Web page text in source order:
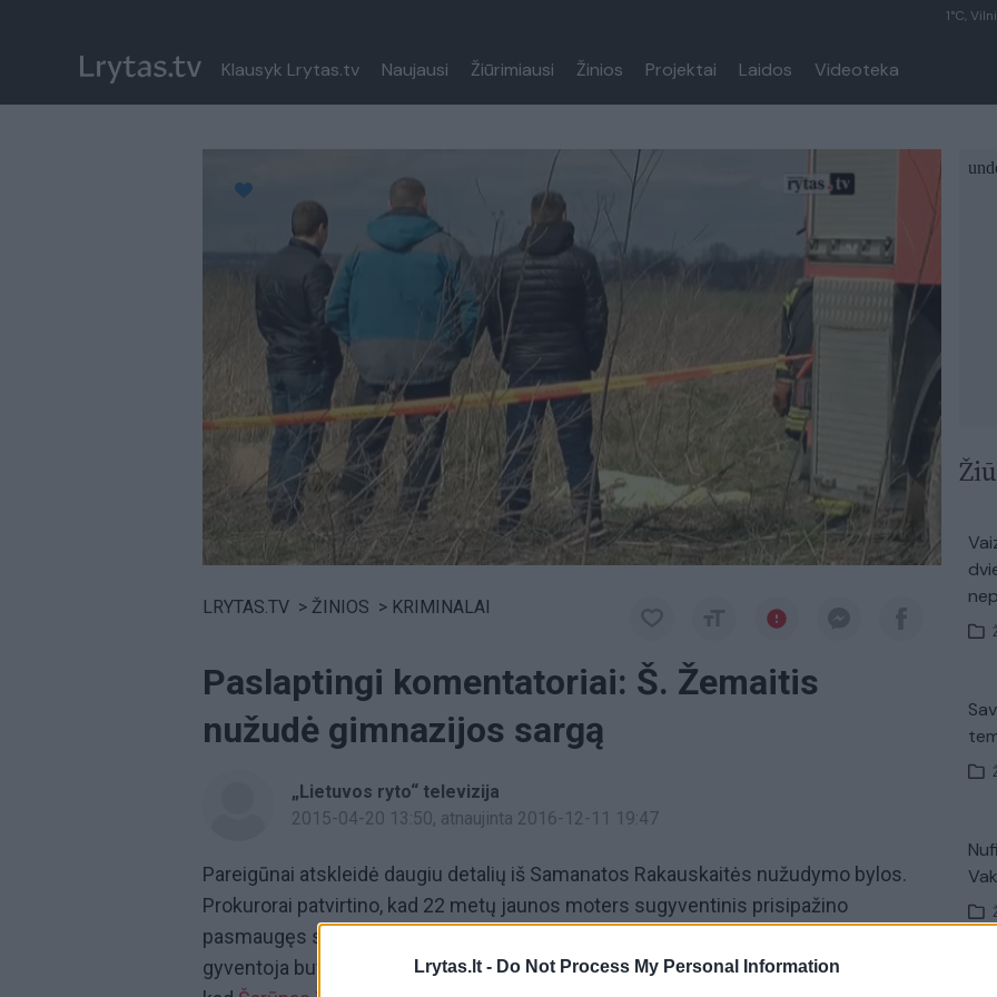
Lrytas.lt - Do Not Process My Personal Information
1°C,
Klausyk Lrytas.tv Naujausi Žiūrimiausi Žinios Projektai Laidos Videoteka
LRYTAS.TV > ŽINIOS > KRIMINALAI
Paslaptingi komentatoriai: Š. Žemaitis
nužudė gimnazijos sargą
„Lietuvos ryto“ televizija
2015-04-20 13:50, atnaujinta 2016-12-11 19:47
Pareigūnai atskleidė daugiu detalių iš Samanatos Rakauskaitės nužudymo bylos.
Prokurorai patvirtino, kad 22 metų jaunos moters sugyventinis prisipažino
pasmaugęs sūnaus motiną, o paskui motoroleriu kūną nuvežė paslėpti. Linkuvos
gyventoja buvo nužudyta namuose. Pareigūnai kol kas atsargiai vertina informaciją,